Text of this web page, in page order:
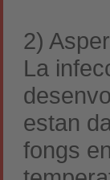
2)
La
estan
fongs